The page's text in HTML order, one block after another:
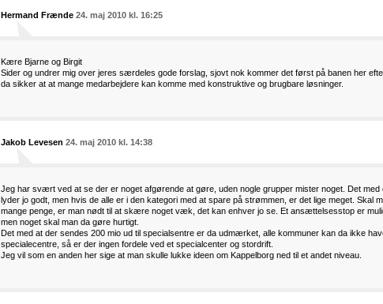
Hermand Frænde 24. maj 2010 kl. 16:25
Kære Bjarne og Birgit
Sider og undrer mig over jeres særdeles gode forslag, sjovt nok kommer det først på banen her
da sikker at at mange medarbejdere kan komme med konstruktive og brugbare løsninger.
Jakob Levesen 24. maj 2010 kl. 14:38
Jeg har svært ved at se der er noget afgørende at gøre, uden nogle grupper mister noget. Det med
lyder jo godt, men hvis de alle er i den kategori med at spare på strømmen, er det lige meget. Skal
mange penge, er man nødt til at skære noget væk, det kan enhver jo se. Et ansættelsesstop er
men noget skal man da gøre hurtigt.
Det med at der sendes 200 mio ud til specialsentre er da udmærket, alle kommuner kan da ikke
specialecentre, så er der ingen fordele ved et specialcenter og stordrift.
Jeg vil som en anden her sige at man skulle lukke ideen om Kappelborg ned til et andet niveau.